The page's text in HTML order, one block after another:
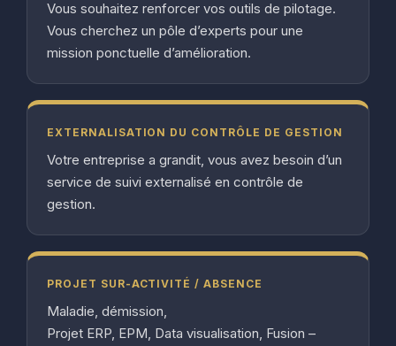
Vous souhaitez renforcer vos outils de pilotage.
Vous cherchez un pôle d’experts pour une
mission ponctuelle d’amélioration.
EXTERNALISATION DU CONTRÔLE DE GESTION
Votre entreprise a grandit, vous avez besoin d’un
service de suivi externalisé en contrôle de
gestion.
PROJET SUR-ACTIVITÉ / ABSENCE
Maladie, démission,
Projet ERP, EPM, Data visualisation, Fusion –